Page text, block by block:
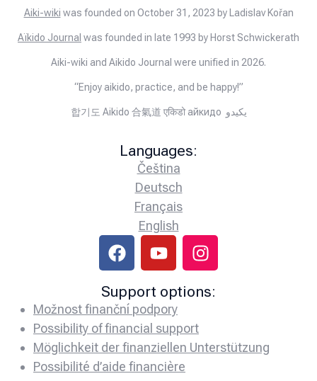
Aiki-wiki was founded on October 31, 2023 by Ladislav Kořan
Aïkido Journal was founded in late 1993 by Horst Schwickerath
Aiki-wiki and Aikido Journal were unified in 2026.
“Enjoy aikido, practice, and be happy!”
합기도 Aikido 合氣道 एकिडो айкидо يكيدو
Languages:
Čeština
Deutsch
Français
English
Support options:
Možnost finanční podpory
Possibility of financial support
Möglichkeit der finanziellen Unterstützung
Possibilité d’aide financière